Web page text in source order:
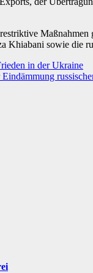
Khiabani sowie die
in der Ukraine